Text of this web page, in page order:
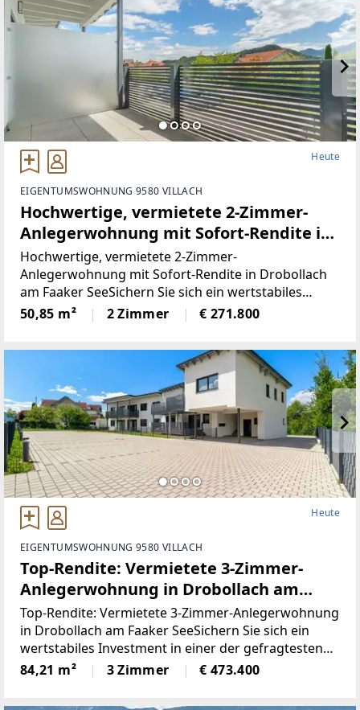
Heute
EIGENTUMSWOHNUNG 9580 VILLACH
Hochwertige, vermietete 2-Zimmer-
Anlegerwohnung mit Sofort-Rendite in
Drobollach am Faaker See
Hochwertige, vermietete 2-Zimmer-
Anlegerwohnung mit Sofort-Rendite in Drobollach
am Faaker SeeSichern Sie sich ein wertstabiles
Investment in einer der gefragtesten Urlaubs- und
Wohnregionen Kärntens! Diese moderne Immobilie
50,85 m² 2 Zimmer € 271.800
Heute
EIGENTUMSWOHNUNG 9580 VILLACH
Top-Rendite: Vermietete 3-Zimmer-
Anlegerwohnung in Drobollach am
Faaker See
Top-Rendite: Vermietete 3-Zimmer-Anlegerwohnung
in Drobollach am Faaker SeeSichern Sie sich ein
wertstabiles Investment in einer der gefragtesten
Urlaubs- und Wohnregionen Kärntens! Diese
moderne Immobilie ist bereits langfristig vermietet
84,21 m² 3 Zimmer € 473.400